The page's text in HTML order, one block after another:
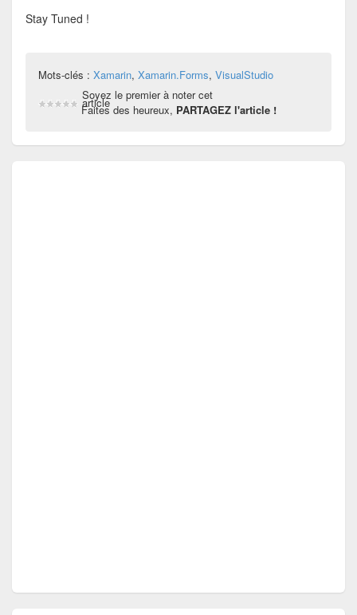
Stay Tuned !
Mots-clés : Xamarin, Xamarin.Forms, VisualStudio
Soyez le premier à noter cet
article
Faites des heureux, PARTAGEZ l'article !